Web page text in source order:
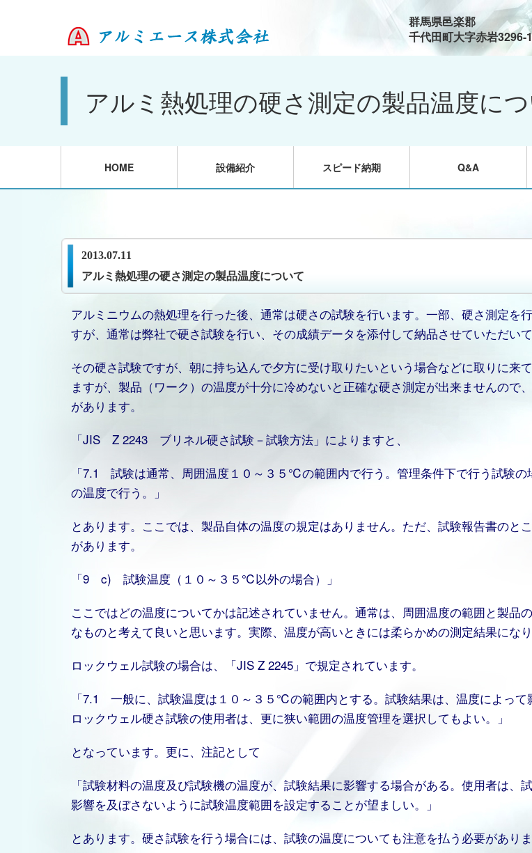
群馬県邑楽郡
千代田町大字赤岩3296-1
アルミ熱処理の硬さ測定の製品温度に
HOME 設備紹介 スピード納期 Q&A
2013.07.11
アルミ熱処理の硬さ測定の製品温度について
アルミニウムの熱処理を行った後、通常は硬さの試験を行います。一部、硬さ測定を
すが、通常は弊社で硬さ試験を行い、その成績データを添付して納品させていただいて
その硬さ試験ですが、朝に持ち込んで夕方に受け取りたいという場合などに取りに来
ますが、製品（ワーク）の温度が十分に冷めないと正確な硬さ測定が出来ませんので
があります。
「JIS Z 2243 ブリネル硬さ試験－試験方法」によりますと、
「7.1 試験は通常、周囲温度１０～３５℃の範囲内で行う。管理条件下で行う試験
の温度で行う。」
とあります。ここでは、製品自体の温度の規定はありません。ただ、試験報告書のと
があります。
「9 c) 試験温度（１０～３５℃以外の場合）」
ここではどの温度についてかは記述されていません。通常は、周囲温度の範囲と製品
なものと考えて良いと思います。実際、温度が高いときには柔らかめの測定結果になり
ロックウェル試験の場合は、「JIS Z 2245」で規定されています。
「7.1 一般に、試験温度は１０～３５℃の範囲内とする。試験結果は、温度によって
ロックウェル硬さ試験の使用者は、更に狭い範囲の温度管理を選択してもよい。」
となっています。更に、注記として
「試験材料の温度及び試験機の温度が、試験結果に影響する場合がある。使用者は、
影響を及ぼさないように試験温度範囲を設定することが望ましい。」
とあります。硬さ試験を行う場合には、試験の温度についても注意を払う必要がありま